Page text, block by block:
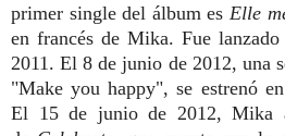
primer single del álbum es Elle
en francés de Mika. Fue
2011. El 8 de junio de 2012, una
"Make you happy", se estrenó
El 15 de junio de 2012, Mika